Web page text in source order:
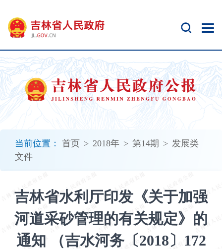
当前位置： 首页 > 2018年 > 第14期 > 发展类
文件
吉林省水利厅印发《关于加强
河道采砂管理的有关规定》的
通知 （吉水河务〔2018〕172
开
无
障
碍
说
明
加